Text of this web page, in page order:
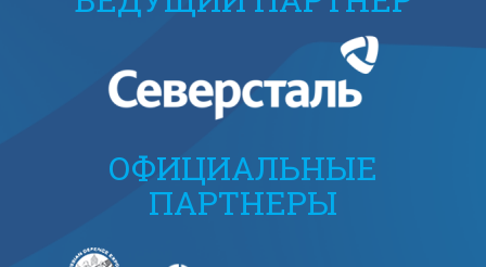
ОФИЦИАЛЬНЫЕ
ПАРТНЕРЫ